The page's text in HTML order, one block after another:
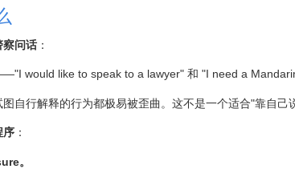
察问话 ：
would like to speak to a lawyer" 和 "I need a
自行解释的行为都极易被歪曲。这不是一个适合"靠自己
序 ：
。